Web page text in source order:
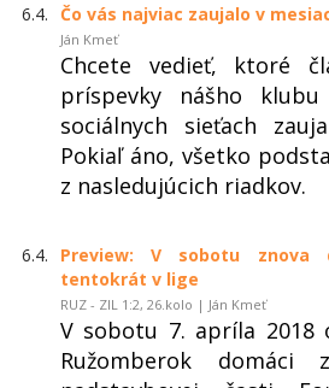
6.4. Čo vás najviac zaujalo v
Ján Kmeť
Chcete vedieť, ktoré
príspevky nášho
sociálnych sieťach
Pokiaľ áno, všetko
z nasledujúcich riadkov.
6.4.
Preview: V sobotu znova
tentokrát v lige
RUZ - ZIL 1:2, 26.kolo | Ján Kmeť
V sobotu 7. apríla 2018
Ružomberok domáci